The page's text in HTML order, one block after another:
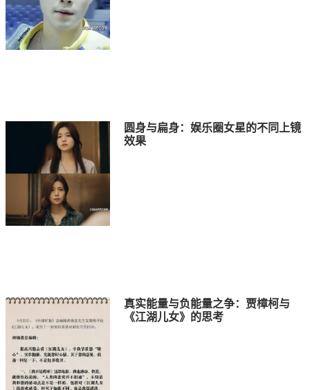
圆身与扁身：娱乐圈女星的不同上镜
效果
真实能量与负能量之争：贾樟柯与
《江湖儿女》的思考